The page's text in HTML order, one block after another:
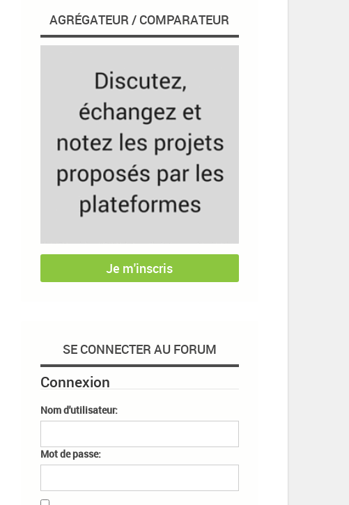
AGRÉGATEUR / COMPARATEUR
Je m'inscris
SE CONNECTER AU FORUM
Connexion
Nom d'utilisateur:
Mot de passe: